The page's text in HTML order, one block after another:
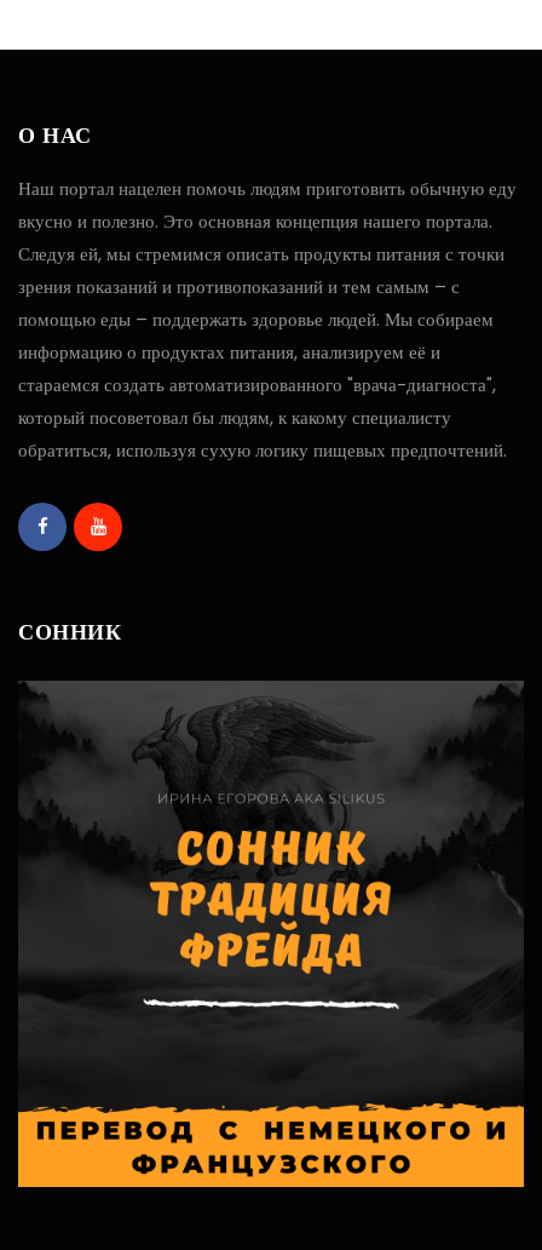
О НАС
Наш портал нацелен помочь людям приготовить обычную еду
вкусно и полезно. Это основная концепция нашего портала.
Следуя ей, мы стремимся описать продукты питания с точки
зрения показаний и противопоказаний и тем самым – с
помощью еды – поддержать здоровье людей. Мы собираем
информацию о продуктах питания, анализируем её и
стараемся создать автоматизированного "врача-диагноста",
который посоветовал бы людям, к какому специалисту
обратиться, используя сухую логику пищевых предпочтений.
СОННИК